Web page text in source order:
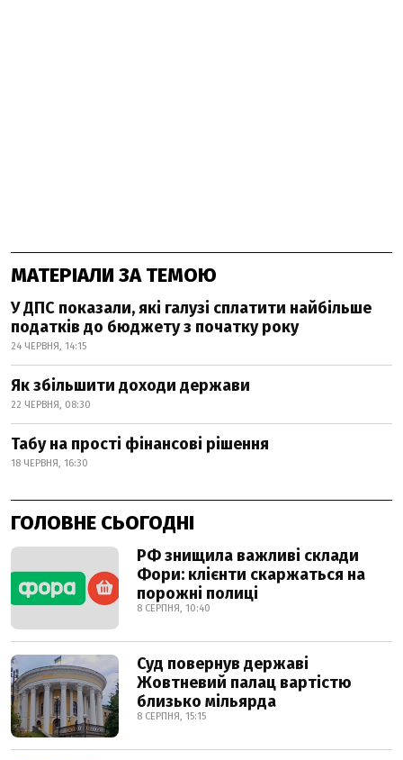
МАТЕРІАЛИ ЗА ТЕМОЮ
У ДПС показали, які галузі сплатити найбільше
податків до бюджету з початку року
24 ЧЕРВНЯ, 14:15
Як збільшити доходи держави
22 ЧЕРВНЯ, 08:30
Табу на прості фінансові рішення
18 ЧЕРВНЯ, 16:30
ГОЛОВНЕ СЬОГОДНІ
РФ знищила важливі склади
Фори: клієнти скаржаться на
порожні полиці
8 СЕРПНЯ, 10:40
Суд повернув державі
Жовтневий палац вартістю
близько мільярда
8 СЕРПНЯ, 15:15